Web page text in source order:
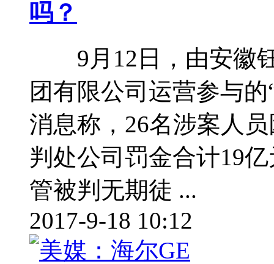
吗？
9月12日，由安徽钰
团有限公司运营参与
消息称，26名涉案人
判处公司罚金合计19
管被判无期徒 ...
2017-9-18 10:12